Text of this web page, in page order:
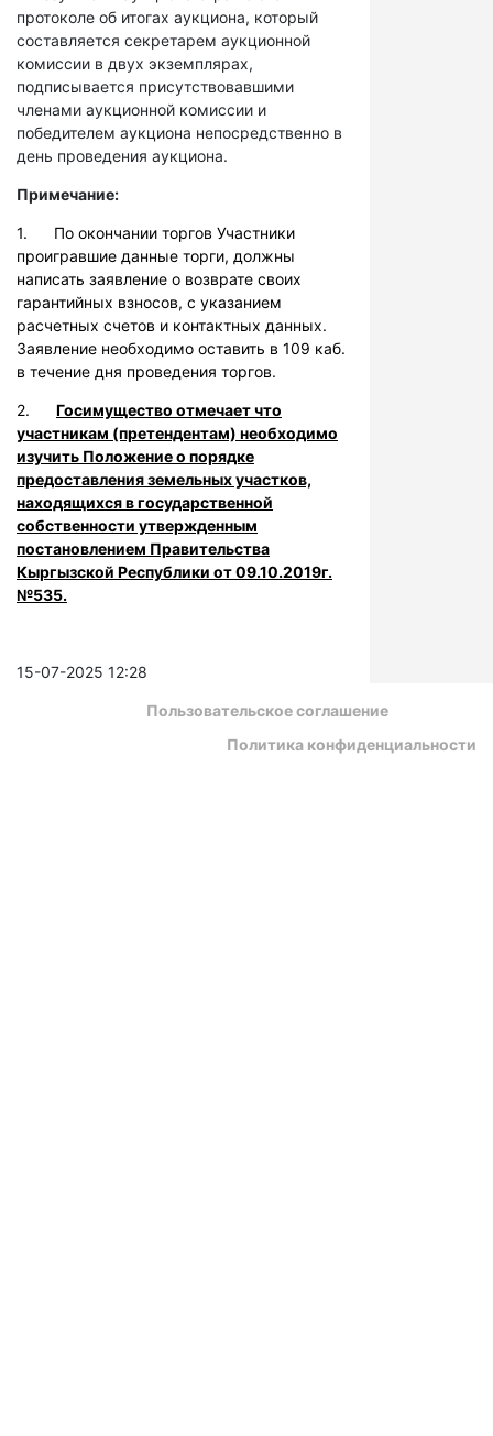
протоколе об итогах аукциона, который
составляется секретарем аукционной
комиссии в двух экземплярах,
подписывается присутствовавшими
членами аукционной комиссии и
победителем аукциона непосредственно в
день проведения аукциона.
Примечание:
1. По окончании торгов Участники
проигравшие данные торги, должны
написать заявление о возврате своих
гарантийных взносов, с указанием
расчетных счетов и контактных данных.
Заявление необходимо оставить в 109 каб.
в течение дня проведения торгов.
2. Госимущество отмечает что
участникам (претендентам) необходимо
изучить Положение о порядке
предоставления земельных участков,
находящихся в государственной
собственности утвержденным
постановлением Правительства
Кыргызской Республики от 09.10.2019г.
№535.
15-07-2025 12:28
Пользовательское соглашение
Политика конфиденциальности